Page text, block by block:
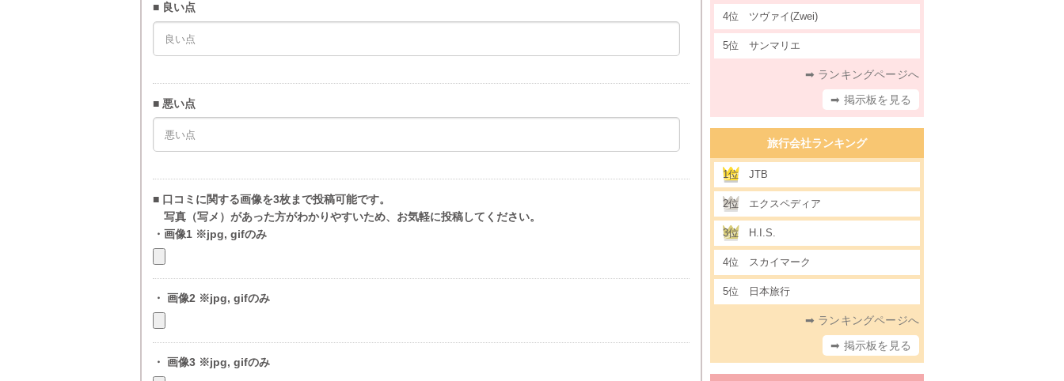
■ 良い点
■ 悪い点
■ 口コミに関する画像を3枚まで投稿可能です。
写真（写メ）があった方がわかりやすいため、お気軽に投稿してください。
・画像1 ※jpg, gifのみ
・ 画像2 ※jpg, gifのみ
・ 画像3 ※jpg, gifのみ
4位 ツヴァイ(Zwei)
5位 サンマリエ
➡ ランキングページへ
➡ 掲示板を見る
旅行会社ランキング
1位 JTB
2位 エクスペディア
3位 H.I.S.
4位 スカイマーク
5位 日本旅行
➡ ランキングページへ
➡ 掲示板を見る